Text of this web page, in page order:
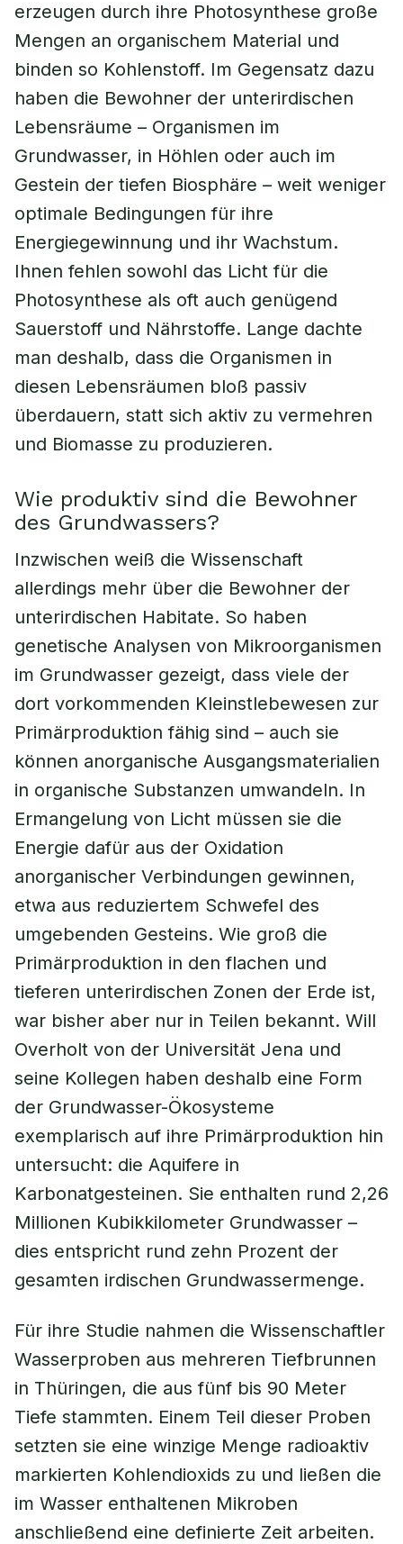
erzeugen durch ihre Photosynthese große
Mengen an organischem Material und
binden so Kohlenstoff. Im Gegensatz dazu
haben die Bewohner der unterirdischen
Lebensräume – Organismen im
Grundwasser, in Höhlen oder auch im
Gestein der tiefen Biosphäre – weit weniger
optimale Bedingungen für ihre
Energiegewinnung und ihr Wachstum.
Ihnen fehlen sowohl das Licht für die
Photosynthese als oft auch genügend
Sauerstoff und Nährstoffe. Lange dachte
man deshalb, dass die Organismen in
diesen Lebensräumen bloß passiv
überdauern, statt sich aktiv zu vermehren
und Biomasse zu produzieren.
Wie produktiv sind die Bewohner
des Grundwassers?
Inzwischen weiß die Wissenschaft
allerdings mehr über die Bewohner der
unterirdischen Habitate. So haben
genetische Analysen von Mikroorganismen
im Grundwasser gezeigt, dass viele der
dort vorkommenden Kleinstlebewesen zur
Primärproduktion fähig sind – auch sie
können anorganische Ausgangsmaterialien
in organische Substanzen umwandeln. In
Ermangelung von Licht müssen sie die
Energie dafür aus der Oxidation
anorganischer Verbindungen gewinnen,
etwa aus reduziertem Schwefel des
umgebenden Gesteins. Wie groß die
Primärproduktion in den flachen und
tieferen unterirdischen Zonen der Erde ist,
war bisher aber nur in Teilen bekannt. Will
Overholt von der Universität Jena und
seine Kollegen haben deshalb eine Form
der Grundwasser-Ökosysteme
exemplarisch auf ihre Primärproduktion hin
untersucht: die Aquifere in
Karbonatgesteinen. Sie enthalten rund 2,26
Millionen Kubikkilometer Grundwasser –
dies entspricht rund zehn Prozent der
gesamten irdischen Grundwassermenge.
Für ihre Studie nahmen die Wissenschaftler
Wasserproben aus mehreren Tiefbrunnen
in Thüringen, die aus fünf bis 90 Meter
Tiefe stammten. Einem Teil dieser Proben
setzten sie eine winzige Menge radioaktiv
markierten Kohlendioxids zu und ließen die
im Wasser enthaltenen Mikroben
anschließend eine definierte Zeit arbeiten.